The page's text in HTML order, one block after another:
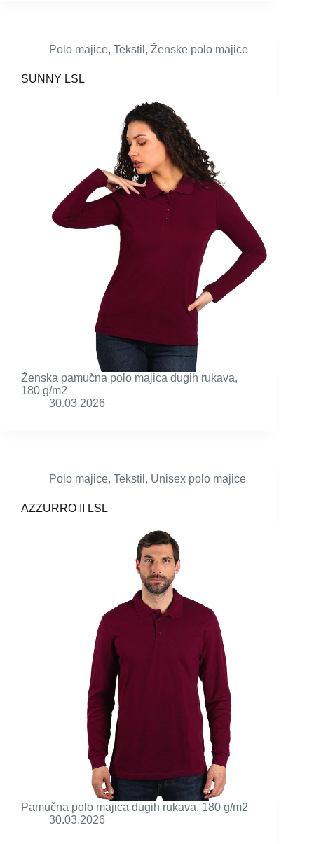
Polo majice, Tekstil , Ženske polo majice
SUNNY LSL
Ženska pamučna polo majica dugih rukava,
180 g/m2
30.03.2026
Polo majice, Tekstil , Unisex polo majice
AZZURRO II LSL
Pamučna polo majica dugih rukava, 180 g/m2
30.03.2026